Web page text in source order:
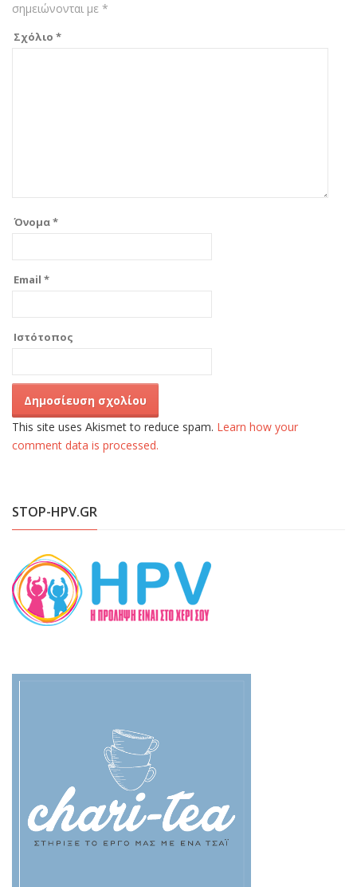
σημειώνονται με *
Σχόλιο *
Όνομα*
Email *
Ιστότοπος
This site uses Akismet to reduce spam. Learn how your
comment data is processed.
STOP-HPV.GR